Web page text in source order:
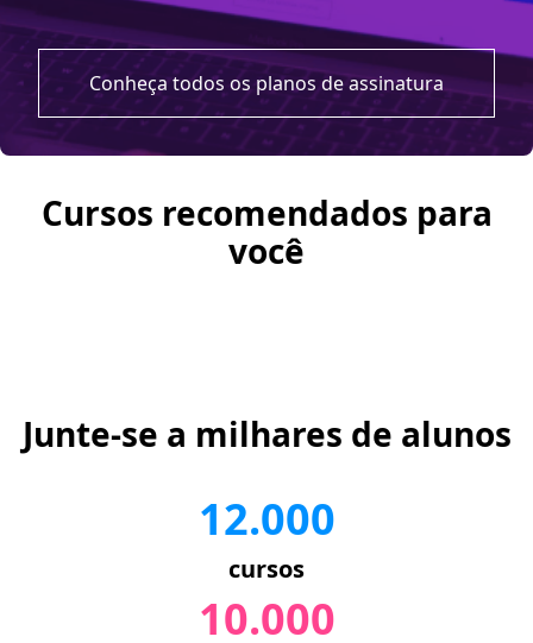
Conheça todos os planos de assinatura
Cursos recomendados para
você
Junte-se a milhares de alunos
12.000
cursos
10.000